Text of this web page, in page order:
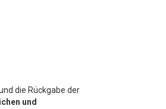
die Rückgabe der
und